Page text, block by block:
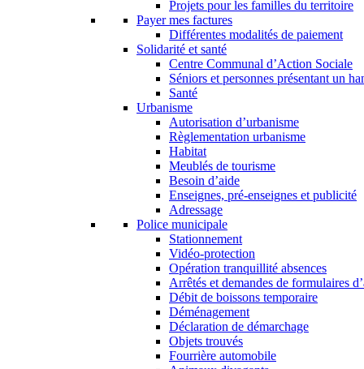
Projets pour les familles du territoire
Payer mes factures
Différentes modalités de paiement
Solidarité et santé
Centre Communal d’Action Sociale
Séniors et personnes présentant un
Santé
Urbanisme
Autorisation d’urbanisme
Règlementation urbanisme
Habitat
Meublés de tourisme
Besoin d’aide
Enseignes, pré-enseignes et publicité
Adressage
Police municipale
Stationnement
Vidéo-protection
Opération tranquillité absences
Arrêtés et demandes de formulaires
Débit de boissons temporaire
Déménagement
Déclaration de démarchage
Objets trouvés
Fourrière automobile